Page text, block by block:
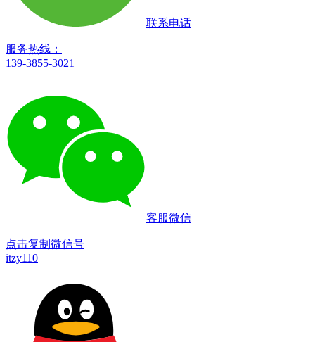
联系电话
服务热线：
139-3855-3021
客服微信
点击复制微信号
itzy110